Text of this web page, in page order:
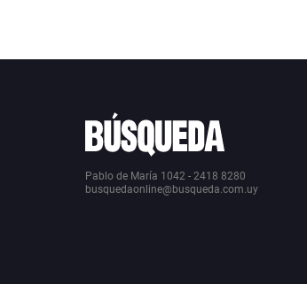
Pablo de María 1042 - 2418 8280
busquedaonline@busqueda.com.uy